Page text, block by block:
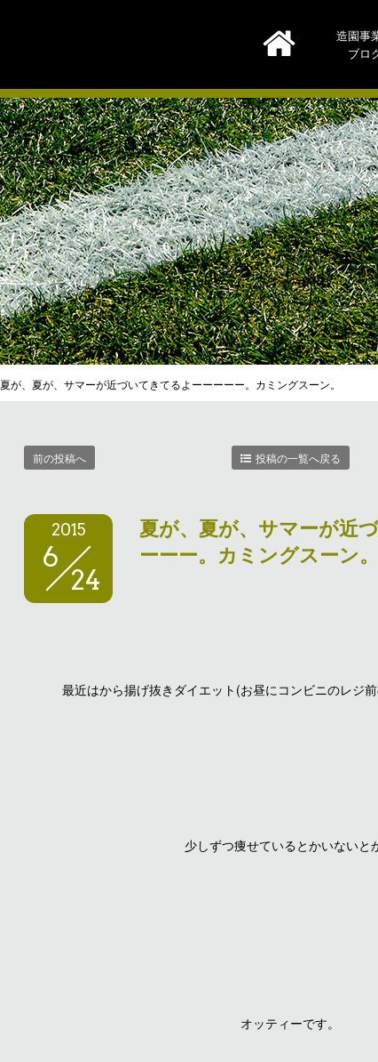
造園事
ブロ
夏が、夏が、サマーが近づいてきてるよーーーーー。カミングスーン。
前の投稿へ 投稿の一覧へ戻る
2015
6
24
夏が、夏が、サマーが近
ーーー。カミングスーン。
最近はから揚げ抜きダイエット(お昼にコンビニのレジ
少しずつ痩せているとかいないと
オッティーです。